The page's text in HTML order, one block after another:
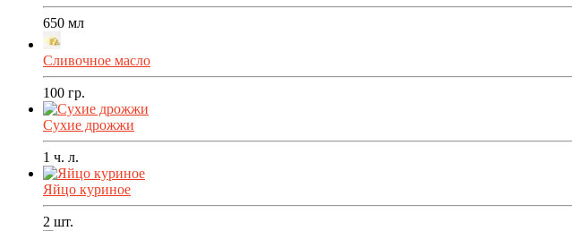
650 мл
Сливочное масло
100 гр.
Сухие дрожжи
1 ч. л.
Яйцо куриное
2 шт.